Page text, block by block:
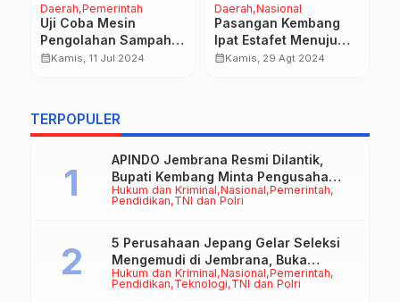
Daerah Pemerintah
Uji Coba Mesin
Pengolahan Sampah
Jadi RDF, Bupati
calendar_monthKamis, 11 Jul 2024
Daerah Nasional
Pasangan Kembang
Ipat Estafet Menuju
KPU Jembrana
calendar_monthKamis, 29 Agt 2024
TERPOPULER
Hukum dan Kriminal Nasional Pemerintah
Pendidikan TNI dan Polri
APINDO Jembrana Resmi Dilantik,
Bupati Kembang Minta Pengusaha
Jadi Motor Penggerak Ekonomi
Hukum dan Kriminal Nasional Pemerintah
Pendidikan Teknologi TNI dan Polri
5 Perusahaan Jepang Gelar Seleksi
Mengemudi di Jembrana, Buka
Peluang Kerja bagi Calon PMI